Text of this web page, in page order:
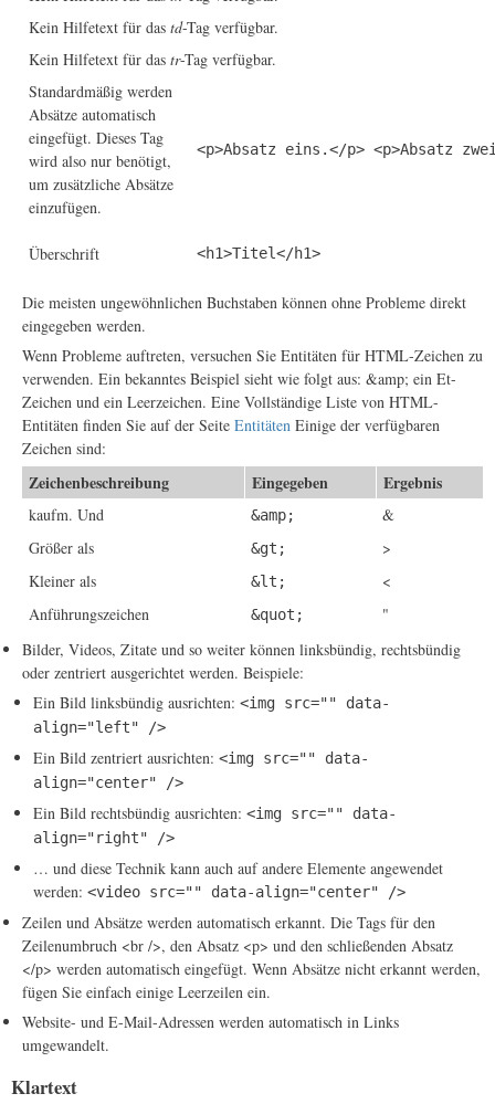
Kein Hilfetext für das td-Tag verfügbar.
Kein Hilfetext für das tr-Tag verfügbar.
Standardmäßig werden
Absätze automatisch
eingefügt. Dieses Tag
wird also nur benötigt,
um zusätzliche Absätze
einzufügen.
<p>Absatz eins.</p> <p>Absatz
Überschrift <h1>Titel</h1>
Die meisten ungewöhnlichen Buchstaben können ohne Probleme direkt
eingegeben werden.
Wenn Probleme auftreten, versuchen Sie Entitäten für HTML-Zeichen zu
verwenden. Ein bekanntes Beispiel sieht wie folgt aus: &amp; ein Et-
Zeichen und ein Leerzeichen. Eine Vollständige Liste von HTML-
Entitäten finden Sie auf der Seite Entitäten Einige der verfügbaren
Zeichen sind:
Zeichenbeschreibung Eingegeben Ergebnis
kaufm. Und &amp;
&
Größer als
&gt;
>
Kleiner als
&lt;
<
Anführungszeichen
&quot;
"
Bilder, Videos, Zitate und so weiter können linksbündig, rechtsbündig
oder zentriert ausgerichtet werden. Beispiele:
Ein Bild linksbündig ausrichten: <img src="" data-
align="left" />
Ein Bild zentriert ausrichten: <img src="" data-
align="center" />
Ein Bild rechtsbündig ausrichten: <img src="" data-
align="right" />
… und diese Technik kann auch auf andere Elemente angewendet
werden: <video src="" data-align="center" />
Zeilen und Absätze werden automatisch erkannt. Die Tags für den
Zeilenumbruch <br />, den Absatz <p> und den schließenden Absatz
</p> werden automatisch eingefügt. Wenn Absätze nicht erkannt werden,
fügen Sie einfach einige Leerzeilen ein.
Website- und E-Mail-Adressen werden automatisch in Links
umgewandelt.
Klartext